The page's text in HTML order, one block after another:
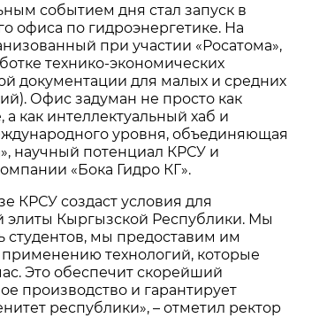
событием дня стал запуск в
офиса по гидроэнергетике. На
при участии «Росатома»,
технико-экономических
документации для малых и средних
Офис задуман не просто как
как интеллектуальный хаб и
уровня, объединяющая
научный потенциал КРСУ и
«Бока Гидро КГ».
КРСУ создаст условия для
элиты Кыргызской Республики. Мы
студентов, мы предоставим им
применению технологий, которые
Это обеспечит скорейший
производство и гарантирует
республики», – отметил ректор